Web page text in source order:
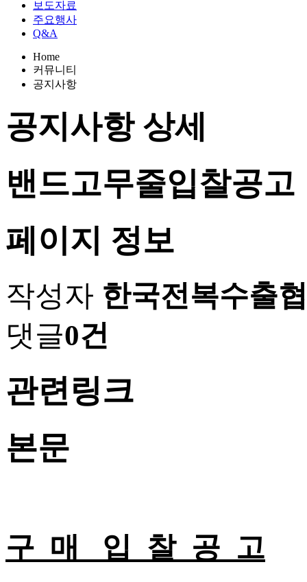
보도자료
주요행사
Q&A
Home
커뮤니티
공지사항
공지사항상세
밴드고무줄입찰공고
페이지 정보
작성자 한국전복수출
댓글0건
관련링크
본문
구 매 입 찰 공 고